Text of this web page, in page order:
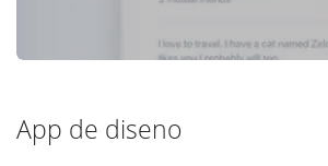
App de diseno